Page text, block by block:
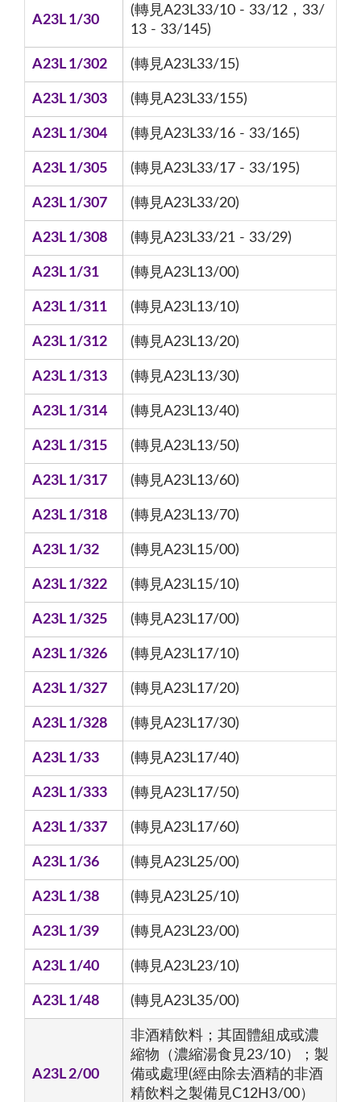
A23L 1/30
(轉見A23L33/10 - 33/12，33/
13 - 33/145)
A23L 1/302 (轉見A23L33/15)
A23L 1/303 (轉見A23L33/155)
A23L 1/304 (轉見A23L33/16 - 33/165)
A23L 1/305 (轉見A23L33/17 - 33/195)
A23L 1/307 (轉見A23L33/20)
A23L 1/308 (轉見A23L33/21 - 33/29)
A23L 1/31 (轉見A23L13/00)
A23L 1/311 (轉見A23L13/10)
A23L 1/312 (轉見A23L13/20)
A23L 1/313 (轉見A23L13/30)
A23L 1/314 (轉見A23L13/40)
A23L 1/315 (轉見A23L13/50)
A23L 1/317 (轉見A23L13/60)
A23L 1/318 (轉見A23L13/70)
A23L 1/32 (轉見A23L15/00)
A23L 1/322 (轉見A23L15/10)
A23L 1/325 (轉見A23L17/00)
A23L 1/326 (轉見A23L17/10)
A23L 1/327 (轉見A23L17/20)
A23L 1/328 (轉見A23L17/30)
A23L 1/33 (轉見A23L17/40)
A23L 1/333 (轉見A23L17/50)
A23L 1/337 (轉見A23L17/60)
A23L 1/36 (轉見A23L25/00)
A23L 1/38 (轉見A23L25/10)
A23L 1/39 (轉見A23L23/00)
A23L 1/40 (轉見A23L23/10)
A23L 1/48 (轉見A23L35/00)
A23L 2/00
非酒精飲料；其固體組成或濃
縮物（濃縮湯食見23/10）；製
備或處理(經由除去酒精的非酒
精飲料之製備見C12H3/00）